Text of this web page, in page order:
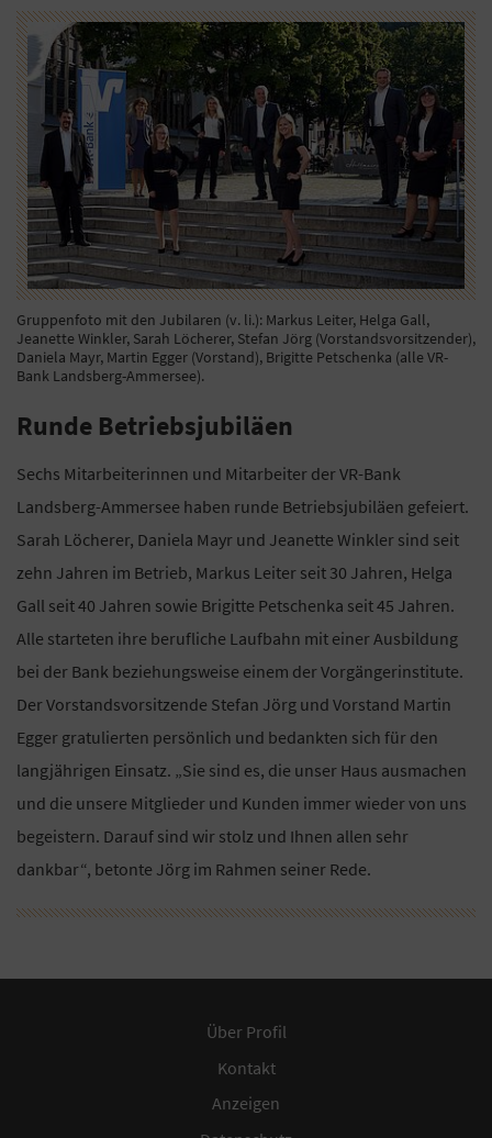
Gruppenfoto mit den Jubilaren (v. li.): Markus Leiter, Helga Gall,
Jeanette Winkler, Sarah Löcherer, Stefan Jörg (Vorstandsvorsitzender),
Daniela Mayr, Martin Egger (Vorstand), Brigitte Petschenka (alle VR-
Bank Landsberg-Ammersee).
Runde Betriebsjubiläen
Sechs Mitarbeiterinnen und Mitarbeiter der VR-Bank
Landsberg-Ammersee haben runde Betriebsjubiläen gefeiert.
Sarah Löcherer, Daniela Mayr und Jeanette Winkler sind seit
zehn Jahren im Betrieb, Markus Leiter seit 30 Jahren, Helga
Gall seit 40 Jahren sowie Brigitte Petschenka seit 45 Jahren.
Alle starteten ihre berufliche Laufbahn mit einer Ausbildung
bei der Bank beziehungsweise einem der Vorgängerinstitute.
Der Vorstandsvorsitzende Stefan Jörg und Vorstand Martin
Egger gratulierten persönlich und bedankten sich für den
langjährigen Einsatz. „Sie sind es, die unser Haus ausmachen
und die unsere Mitglieder und Kunden immer wieder von uns
begeistern. Darauf sind wir stolz und Ihnen allen sehr
dankbar“, betonte Jörg im Rahmen seiner Rede.
Über Profil
Kontakt
Anzeigen